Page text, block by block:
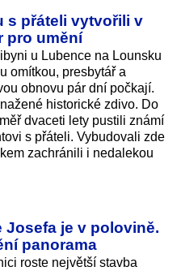
s přáteli vytvořili v
pro umění
u Lubence na Lounsku
omítkou, presbytář a
obnovu pár dní počkají.
historické zdivo. Do
dvaceti lety pustili známí
s přáteli. Vybudovali zde
zachránili i nedalekou
Josefa je v polovině.
panorama
roste největší stavba